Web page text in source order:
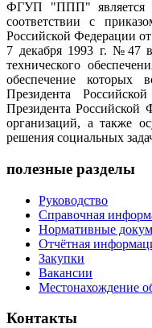
ФГУП "ППП" является
соответствии с
Российской Федерации от
7 декабря 1993 г. №47 в
технического
обеспечение которых
Президента
Президента Российской
организаций, а также
решения социальных
полезные разделы
Руководство
Справочная
Нормативные
Отчётная
Закупки
Вакансии
Местонахождение
Контакты